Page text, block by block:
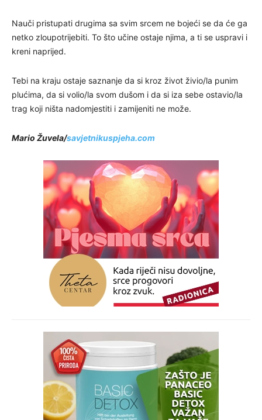
Nauči pristupati drugima sa svim srcem ne bojeći se da će ga
netko zloupotrijebiti. To što učine ostaje njima, a ti se uspravi i
kreni naprijed.
Tebi na kraju ostaje saznanje da si kroz život živio/la punim
plućima, da si volio/la svom dušom i da si iza sebe ostavio/la
trag koji ništa nadomjestiti i zamijeniti ne može.
Mario Žuvela/savjetnikuspjeha.com